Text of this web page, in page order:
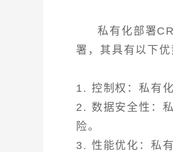
私有化部署
署，其具有以下优
1. 控制权：私有
2. 数据安全性：
险。
3. 性能优化：私